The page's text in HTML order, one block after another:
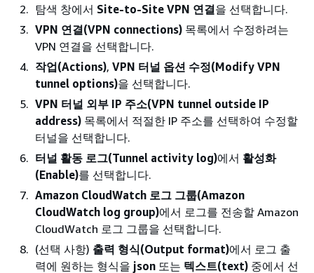
탐색 창에서 Site-to-Site VPN 연결을 선택합니다.
VPN 연결(VPN connections) 목록에서 수정하려는
VPN 연결을 선택합니다.
작업(Actions), VPN 터널 옵션 수정(Modify VPN
tunnel options)을 선택합니다.
VPN 터널 외부 IP 주소(VPN tunnel outside IP
address) 목록에서 적절한 IP 주소를 선택하여 수정할
터널을 선택합니다.
터널 활동 로그(Tunnel activity log)에서 활성화
(Enable)를 선택합니다.
Amazon CloudWatch 로그 그룹(Amazon
CloudWatch log group)에서 로그를 전송할 Amazon
CloudWatch 로그 그룹을 선택합니다.
(선택 사항) 출력 형식(Output format)에서 로그 출
력에 원하는 형식을 json 또는 텍스트(text) 중에서 선